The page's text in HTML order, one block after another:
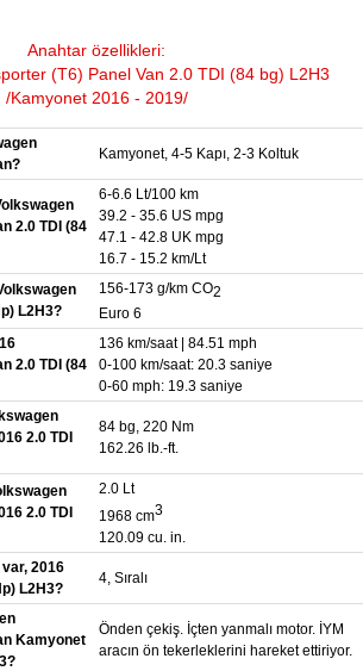
Anahtar özellikleri:
(T6) Panel Van 2.0 TDI (84 bg) L2H3
/Kamyonet 2016 - 2019/
Kamyonet, 4-5 Kapı, 2-3 Koltuk
2.0 TDI (84
6-6.6 Lt/100 km
39.2 - 35.6 US mpg
47.1 - 42.8 UK mpg
16.7 - 15.2 km/Lt
L2H3?
156-173 g/km CO2
Euro 6
2.0 TDI (84
136 km/saat | 84.51 mph
0-100 km/saat: 20.3 saniye
0-60 mph: 19.3 saniye
2.0 TDI
84 bg, 220 Nm
162.26 lb.-ft.
2.0 TDI
2.0 Lt
1968 cm3
120.09 cu. in.
2016
L2H3?
4, Sıralı
Kamyonet
Önden çekiş. İçten yanmalı motor. İYM
aracın ön tekerleklerini hareket ettiriyor.